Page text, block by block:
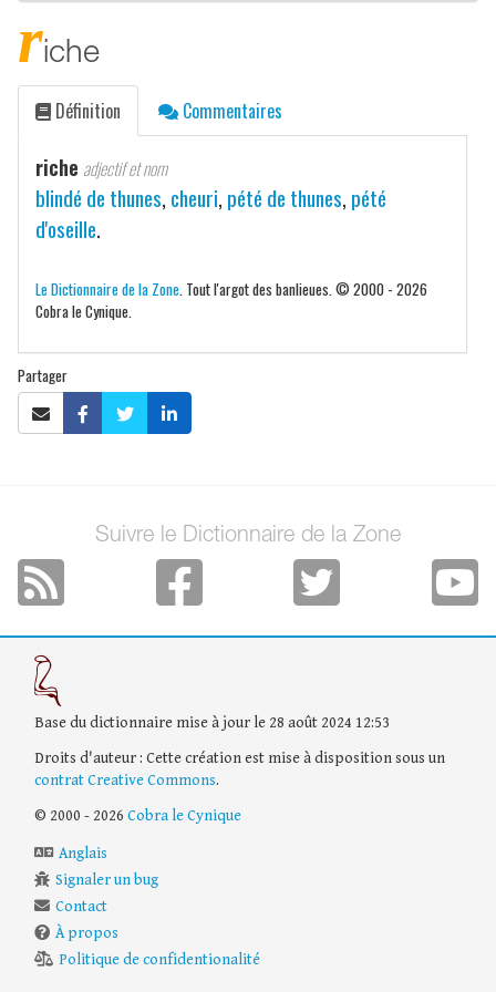
riche
Définition Commentaires
riche adjectif et nom
blindé de thunes, cheuri, pété de thunes, pété
d'oseille.
Le Dictionnaire de la Zone . Tout l'argot des banlieues. © 2000 - 2026
Cobra le Cynique.
Partager
Suivre le Dictionnaire de la Zone
Base du dictionnaire mise à jour le 28 août 2024 12:53
Droits d'auteur : Cette création est mise à disposition sous un
contrat Creative Commons.
© 2000 - 2026 Cobra le Cynique
Anglais
Signaler un bug
Contact
À propos
Politique de confidentionalité